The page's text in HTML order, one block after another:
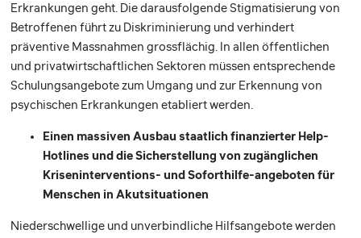
Erkrankungen geht. Die darausfolgende Stigmatisierung von
Betroffenen führt zu Diskriminierung und verhindert
präventive Massnahmen grossflächig. In allen öffentlichen
und privatwirtschaftlichen Sektoren müssen entsprechende
Schulungsangebote zum Umgang und zur Erkennung von
psychischen Erkrankungen etabliert werden.
Einen massiven Ausbau staatlich finanzierter Help-
Hotlines und die Sicherstellung von zugänglichen
Kriseninterventions- und Soforthilfe-angeboten für
Menschen in Akutsituationen
Niederschwellige und unverbindliche Hilfsangebote werden